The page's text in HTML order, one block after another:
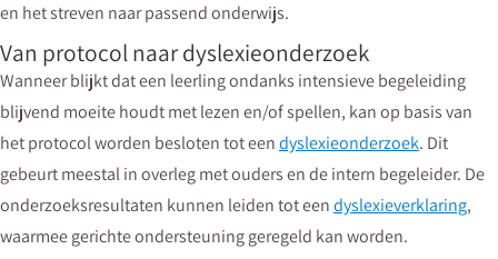
en het streven naar passend onderwijs.
Van protocol naar dyslexieonderzoek
Wanneer blijkt dat een leerling ondanks intensieve begeleiding
blijvend moeite houdt met lezen en/of spellen, kan op basis van
het protocol worden besloten tot eendyslexieonderzoek. Dit
gebeurt meestal in overleg met ouders en de intern begeleider. De
onderzoeksresultaten kunnen leiden tot eendyslexieverklaring,
waarmee gerichte ondersteuning geregeld kan worden.